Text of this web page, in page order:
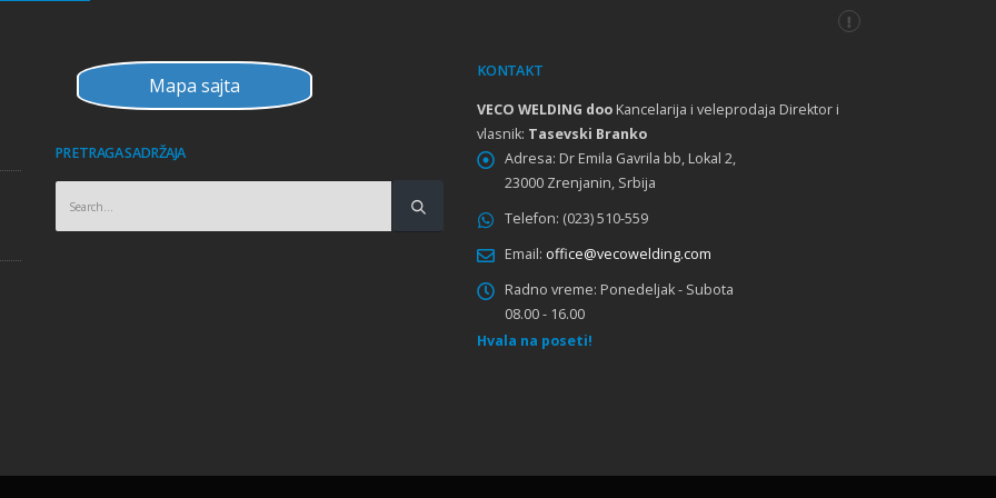
Obuka INTERWELD Mađarska Obuka CASTOLIN Švajcarska
Obuka COOPERHEAT Engleska
Poseta INTERWELD Mađarska 02.2010
Mapa sajta
PRETRAGA SADRŽAJA
KONTAKT
VECO WELDING doo Kancelarija i veleprodaja Direktor i
vlasnik: Tasevski Branko
Adresa: Dr Emila Gavrila bb, Lokal 2,
23000 Zrenjanin, Srbija
Telefon: (023) 510-559
Email: office@vecowelding.com
Radno vreme: Ponedeljak - Subota
08.00 - 16.00
Hvala na poseti!